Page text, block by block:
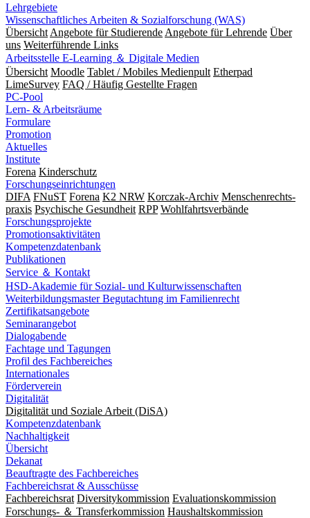
Lehrgebiete
Wissenschaftliches Arbeiten & Sozialforschung (WAS)
Übersicht Angebote für Studierende Angebote für Lehrende Über
uns Weiterführende Links
Arbeitsstelle E-Learning ＆ Digitale Medien
Übersicht Moodle Tablet / Mobiles Medienpult Etherpad
LimeSurvey FAQ / Häufig Gestellte Fragen
PC-Pool
Lern- & Arbeitsräume
Formulare
Promotion
Aktuelles
Institute
Forena Kinderschutz
Forschungseinrichtungen
DIFA FNuST Forena K2 NRW Korczak-Archiv Men­schen­rechts­
praxis Psy­chische Gesund­heit RPP Wohlfahrts­verbände
Forschungsprojekte
Promotionsaktivitäten
Kompetenzdatenbank
Publikationen
Service ＆ Kontakt
HSD-Akademie für Sozial- und Kulturwissenschaften
Weiterbildungsmaster Begutachtung im Familienrecht
Zertifikatsangebote
Seminarangebot
Dialogabende
Fachtage und Tagungen
Profil des Fachbereiches
Internationales
Förderverein
Digitalität
Digitalität und Soziale Arbeit (DiSA)
Kompetenzdatenbank
Nachhaltigkeit
Übersicht
Dekanat
Beauftragte des Fachbereiches
Fachbereichsrat & Ausschüsse
Fachbereichsrat Diversitykommission Evaluationskommission
Forschungs- ＆ Transferkommission Haushaltskommission